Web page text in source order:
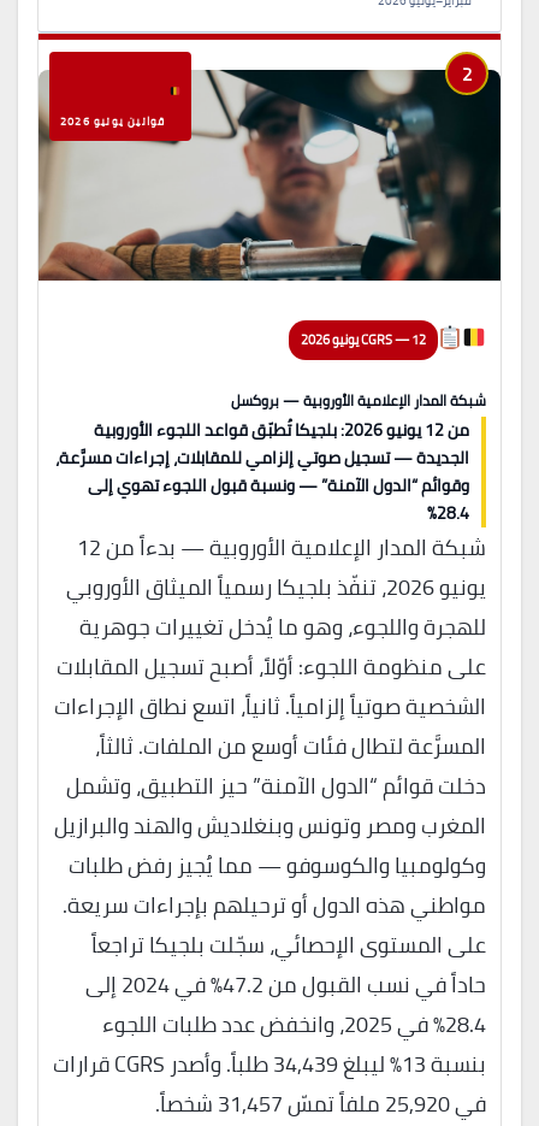
2
قوانين يونيو 2026
CGRS — 12 يونيو 2026
شبكة المدار الإعلامية الأوروبية — بروكسل
من 12 يونيو 2026: بلجيكا تُطبّق قواعد اللجوء الأوروبية
الجديدة — تسجيل صوتي إلزامي للمقابلات، إجراءات مسرَّعة،
وقوائم “الدول الآمنة” — ونسبة قبول اللجوء تهوي إلى
28.4%
شبكة المدار الإعلامية الأوروبية — بدءاً من 12
يونيو 2026، تنفّذ بلجيكا رسمياً الميثاق الأوروبي
للهجرة واللجوء، وهو ما يُدخل تغييرات جوهرية
على منظومة اللجوء: أوّلاً، أصبح تسجيل المقابلات
الشخصية صوتياً إلزامياً. ثانياً، اتسع نطاق الإجراءات
المسرَّعة لتطال فئات أوسع من الملفات. ثالثاً،
دخلت قوائم “الدول الآمنة” حيز التطبيق، وتشمل
المغرب ومصر وتونس وبنغلاديش والهند والبرازيل
وكولومبيا والكوسوفو — مما يُجيز رفض طلبات
مواطني هذه الدول أو ترحيلهم بإجراءات سريعة.
على المستوى الإحصائي، سجّلت بلجيكا تراجعاً
حاداً في نسب القبول من 47.2% في 2024 إلى
28.4% في 2025، وانخفض عدد طلبات اللجوء
بنسبة 13% ليبلغ 34,439 طلباً. وأصدر CGRS قرارات
في 25,920 ملفاً تمسّ 31,457 شخصاً.